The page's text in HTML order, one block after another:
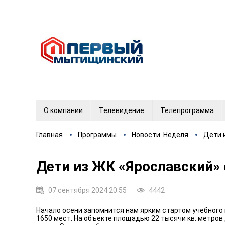
О компании Телевидение Телепрограмма
Главная Программы Новости. Неделя Дети
Дети из ЖК
07 сентября 2024 20:55 4442
Начало осени запомнится нам ярким стартом
1650 мест. На объекте площадью 22 тысячи кв.